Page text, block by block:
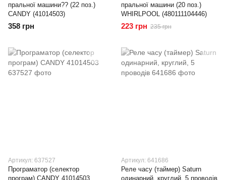
пральної машини?? (22 поз.)
CANDY (41014503)
358 грн
пральної машини (20 поз.)
WHIRLPOOL (480111104446)
223 грн 235 грн
Артикул: 637527
Програматор (селектор
програм) CANDY 41014503
Артикул: 641686
Реле часу (таймер) Saturn
одинарний, круглий, 5 проводів